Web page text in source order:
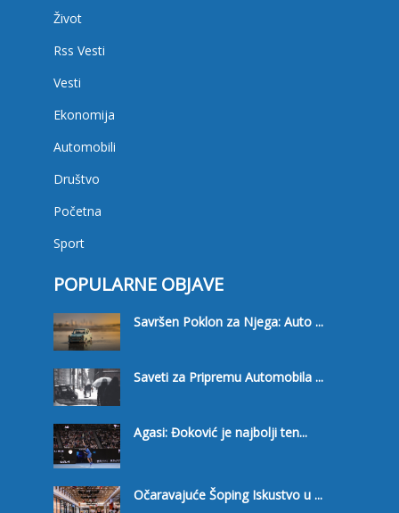
Život
Rss Vesti
Vesti
Ekonomija
Automobili
Društvo
Početna
Sport
POPULARNE OBJAVE
Savršen Poklon za Njega: Auto ...
Saveti za Pripremu Automobila ...
Agasi: Đoković je najbolji ten...
Očaravajuće Šoping Iskustvo u ...